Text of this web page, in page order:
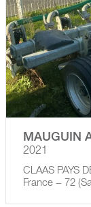
MAUGUIN
2021
CLAAS PAYS
France − 72